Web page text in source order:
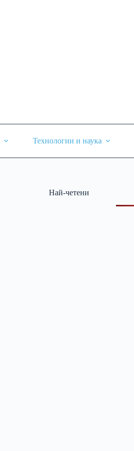
Технологии и наука
Най-четени